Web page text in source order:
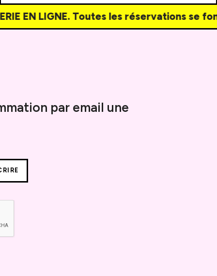
LIGNE. Toutes les réservations se font
par email une